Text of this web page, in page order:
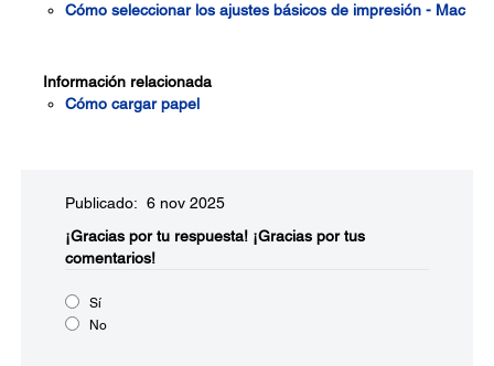
Cómo seleccionar los ajustes básicos de impresión - Mac
Información relacionada
Cómo cargar papel
Publicado: 6 nov 2025
¡Gracias por tu respuesta! ¡Gracias por tus
comentarios!
Sí
No